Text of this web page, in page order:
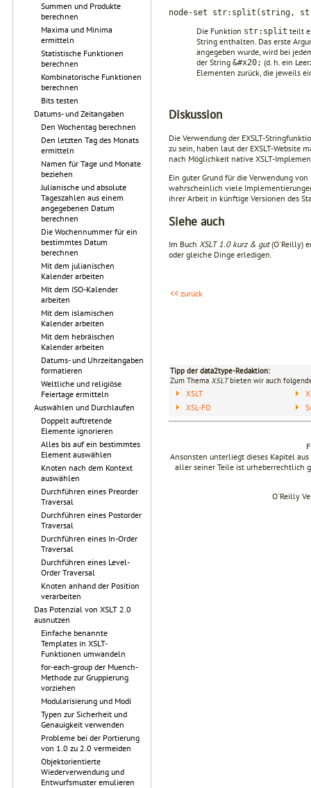
Summen und Produkte
berechnen
Maxima und Minima
ermitteln
Statistische Funktionen
berechnen
Kombinatorische Funktionen
berechnen
Bits testen
Datums- und Zeitangaben
Den Wochentag berechnen
Den letzten Tag des Monats
ermitteln
Namen für Tage und Monate
beziehen
Julianische und absolute
Tageszahlen aus einem
angegebenen Datum
berechnen
Die Wochennummer für ein
bestimmtes Datum
berechnen
Mit dem julianischen
Kalender arbeiten
Mit dem ISO-Kalender
arbeiten
Mit dem islamischen
Kalender arbeiten
Mit dem hebräischen
Kalender arbeiten
Datums- und Uhrzeitangaben
formatieren
Weltliche und religiöse
Feiertage ermitteln
Auswählen und Durchlaufen
Doppelt auftretende
Elemente ignorieren
Alles bis auf ein bestimmtes
Element auswählen
Knoten nach dem Kontext
auswählen
Durchführen eines Preorder
Traversal
Durchführen eines Postorder
Traversal
Durchführen eines In-Order
Traversal
Durchführen eines Level-
Order Traversal
Knoten anhand der Position
verarbeiten
Das Potenzial von XSLT 2.0
ausnutzen
Einfache benannte
Templates in XSLT-
Funktionen umwandeln
for-each-group der Muench-
Methode zur Gruppierung
vorziehen
Modularisierung und Modi
Typen zur Sicherheit und
Genauigkeit verwenden
Probleme bei der Portierung
von 1.0 zu 2.0 vermeiden
Objektorientierte
Wiederverwendung und
Entwurfsmuster emulieren
node-set str:split(string,
Die Funktion str:split teilt
String enthalten. Das erste
angegeben wurde, wird bei
der String &#x20; (d. h. ein
Elementen zurück, die jeweils
Diskussion
Die Verwendung der EXSLT-
zu sein, haben laut der EXSLT-Website
nach Möglichkeit native XSLT-
Ein guter Grund für die Verwendung von
wahrscheinlich viele
ihrer Arbeit in künftige Versionen des
Siehe auch
Im Buch XSLT 1.0 kurz & gut(O'Reilly)
oder gleiche Dinge erledigen.
<< zurück
Tipp der data2type-Redaktion:
Zum Thema XSLTbieten wir auch
XSLT
XSL-FO
Ansonsten unterliegt dieses Kapitel aus
aller seiner Teile ist urheberrechtlich
O'Reilly